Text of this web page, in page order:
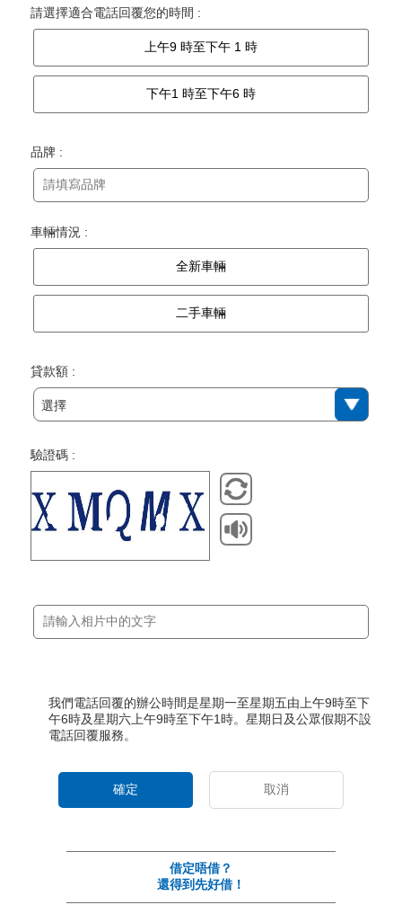
請選擇適合電話回覆您的時間 :
上午9 時至下午 1 時
下午1 時至下午6 時
品牌 :
車輛情況 :
全新車輛
二手車輛
貸款額 :
選擇
驗證碼 :
我們電話回覆的辦公時間是星期一至星期五由上午9時至下
午6時及星期六上午9時至下午1時。星期日及公眾假期不設
電話回覆服務。
確定 取消
借定唔借？
還得到先好借！